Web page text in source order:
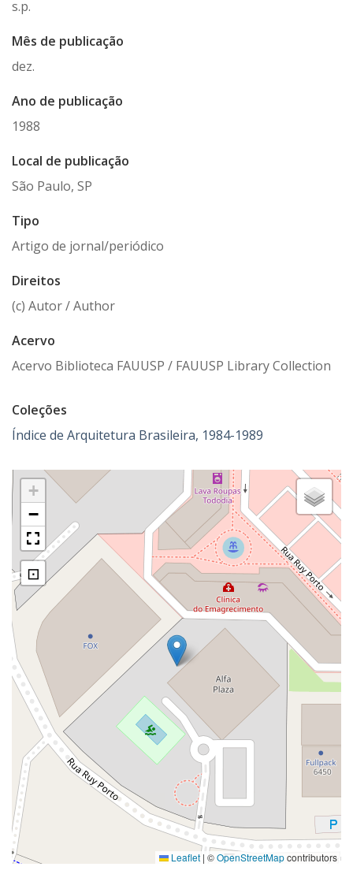
s.p.
Mês de publicação
dez.
Ano de publicação
1988
Local de publicação
São Paulo, SP
Tipo
Artigo de jornal/periódico
Direitos
(c) Autor / Author
Acervo
Acervo Biblioteca FAUUSP / FAUUSP Library Collection
Coleções
Índice de Arquitetura Brasileira, 1984-1989
+
−
⊡
Leaflet | ©OpenStreetMapcontributors